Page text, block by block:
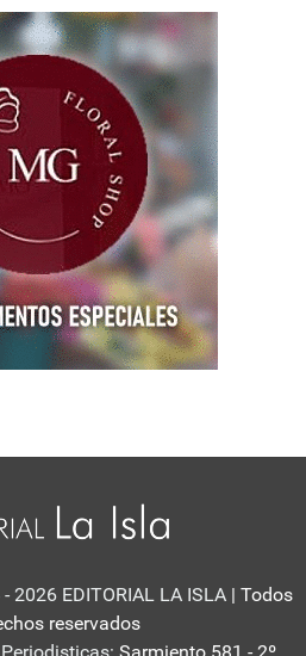
2026 EDITORIAL LA ISLA | Todos
reservados